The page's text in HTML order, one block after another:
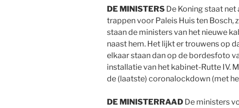
DE MINISTERS De Koning staat
trappen voor Paleis Huis ten Bosch,
staan de ministers van het nieuwe
naast hem. Het lijkt er trouwens op
elkaar staan dan op de bordesfoto
installatie van het kabinet-Rutte IV.
de (laatste) coronalockdown (met
DE MINISTERRAAD De ministers